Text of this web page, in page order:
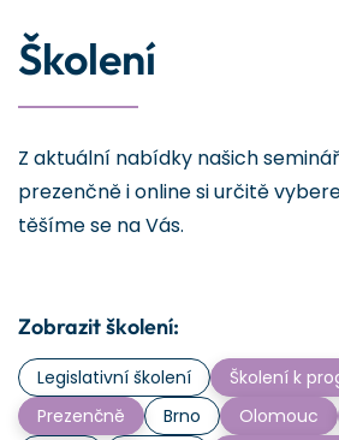
Školení
Z aktuální nabídky našich
prezenčně i online si určitě
těšíme se na Vás.
Zobrazit školení:
Legislativní školení Školení k
Prezenčně
Brno Olomouc